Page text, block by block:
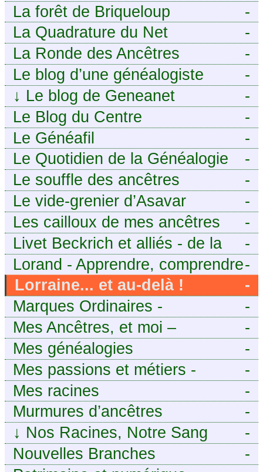
-
La forêt de Briqueloup
-
La Quadrature du Net
-
La Ronde des Ancêtres
-
Le blog d’une généalogiste
-
↓ Le blog de Geneanet
-
Le Blog du Centre
Généalogique de Touraine -
-
Le Généafil
-
Le Quotidien de la Généalogie
-
Le souffle des ancêtres
-
Le vide-grenier d’Asavar
-
Les cailloux de mes ancêtres
-
Livet Beckrich et alliés - de la
généalogie à l’écriture.
-
Lorand - Apprendre, comprendre
et transmettre pour exister.
(Descartes)
-
Lorraine... et au-delà !
-
Marques Ordinaires -
Généalogie de Moselle et
d’ailleurs
-
Mes Ancêtres, et moi –
Découvrez mes aïeux en Ille-et-
Vilaine et ailleurs
-
Mes généalogies
-
Mes passions et métiers -
Généalogie et Tir à l’Arc
-
Mes racines
-
Murmures d’ancêtres
-
↓ Nos Racines, Notre Sang
-
Nouvelles Branches